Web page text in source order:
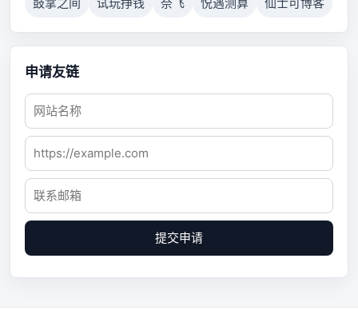
鼓掌之间
试玩挣钱 奈飞 悦遇测算 仙士可博客
申请友链
提交申请